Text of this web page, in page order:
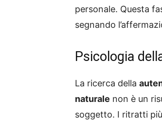
personale. Questa
segnando
Psicologia
La ricerca della
naturale non è un
soggetto. I ritratti